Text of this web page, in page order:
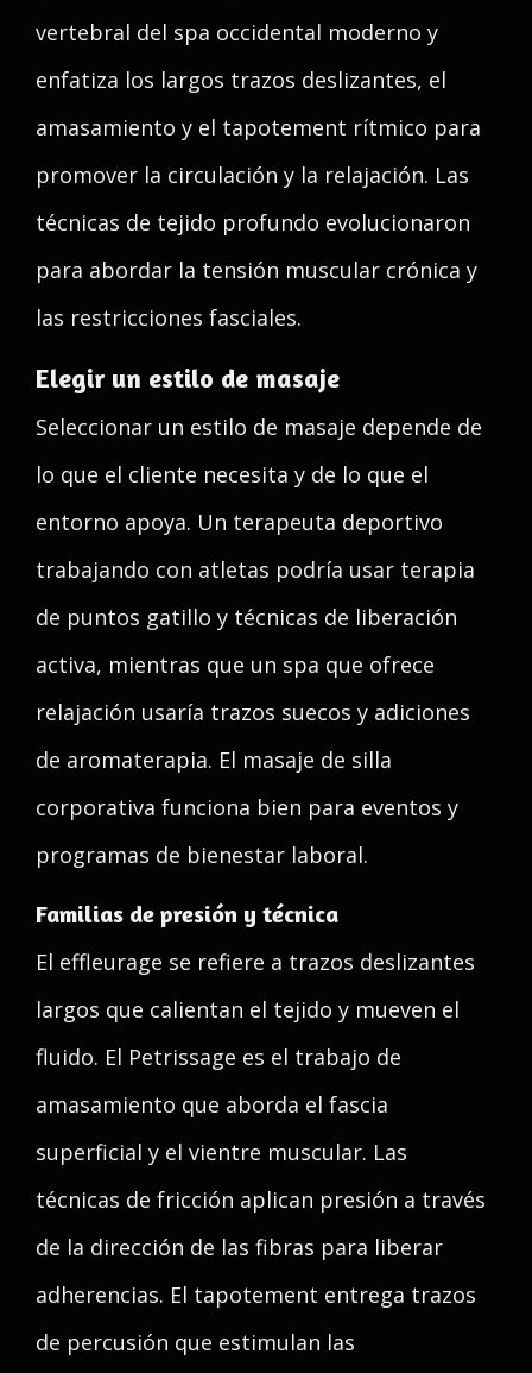
vertebral del spa occidental moderno y
enfatiza los largos trazos deslizantes, el
amasamiento y el tapotement rítmico para
promover la circulación y la relajación. Las
técnicas de tejido profundo evolucionaron
para abordar la tensión muscular crónica y
las restricciones fasciales.
Elegir un estilo de masaje
Seleccionar un estilo de masaje depende de
lo que el cliente necesita y de lo que el
entorno apoya. Un terapeuta deportivo
trabajando con atletas podría usar terapia
de puntos gatillo y técnicas de liberación
activa, mientras que un spa que ofrece
relajación usaría trazos suecos y adiciones
de aromaterapia. El masaje de silla
corporativa funciona bien para eventos y
programas de bienestar laboral.
Familias de presión y técnica
El effleurage se refiere a trazos deslizantes
largos que calientan el tejido y mueven el
fluido. El Petrissage es el trabajo de
amasamiento que aborda el fascia
superficial y el vientre muscular. Las
técnicas de fricción aplican presión a través
de la dirección de las fibras para liberar
adherencias. El tapotement entrega trazos
de percusión que estimulan las